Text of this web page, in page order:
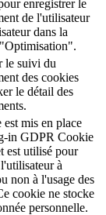
enregistrer le
de l'utilisateur
dans la
le suivi du
des cookies
le détail des
mis en place
in GDPR Cookie
est utilisé pour
à
non à l'usage des
cookie ne stocke
personnelle.